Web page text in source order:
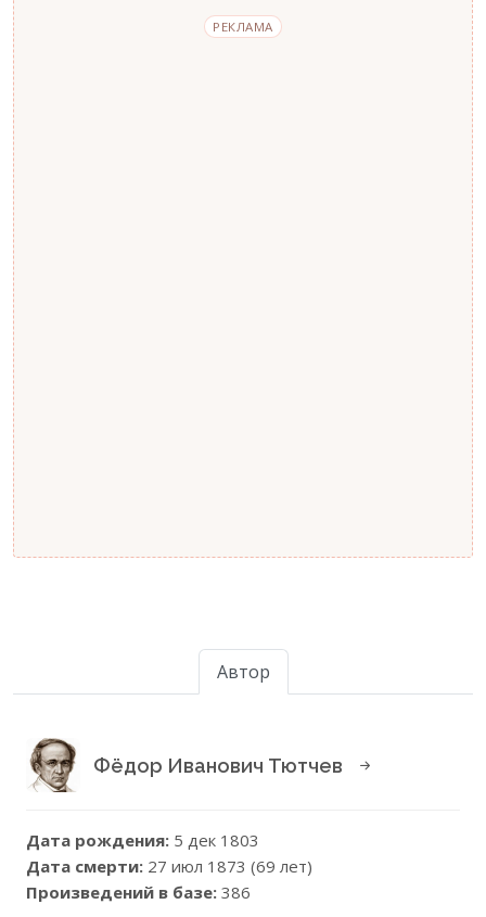
РЕКЛАМА
Автор
Фёдор Иванович Тютчев
Дата рождения: 5 дек 1803
Дата смерти: 27 июл 1873 (69 лет)
Произведений в базе: 386